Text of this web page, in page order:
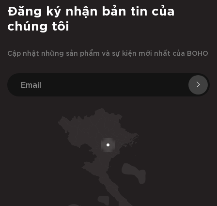
Đăng ký nhận bản tin của
chúng tôi
Cập nhật những sản phẩm và sự kiện mới nhất của BOHO